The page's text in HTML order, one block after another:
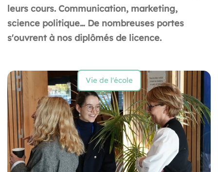
leurs cours. Communication, marketing,
science politique… De nombreuses portes
s'ouvrent à nos diplômés de licence.
Vie de l'école